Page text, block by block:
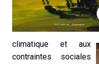
climatique et aux
contraintes sociales